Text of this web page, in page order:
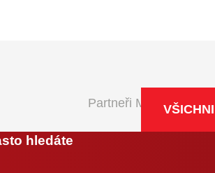
Partneři Maxa NBL
hledáte